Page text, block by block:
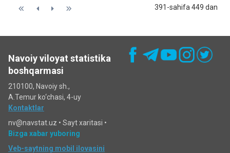
391-sahifa 449 dan
Navoiy viloyat statistika
boshqarmasi
210100, Navoiy sh.,
A.Temur ko‘chаsi, 4-uy
Kontaktlar
nv@navstat.uz • Sayt xaritasi •
Bizga xabar yuboring
Veb-saytning mobil ilovasini